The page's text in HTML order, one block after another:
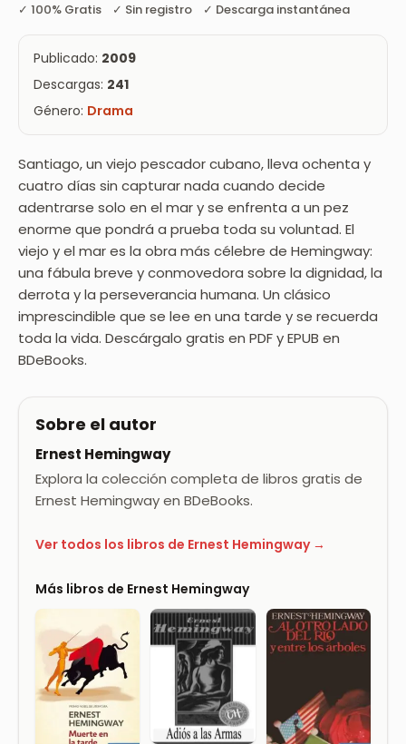
✓ 100% Gratis ✓ Sin registro ✓ Descarga instantánea
Publicado: 2009
Descargas: 241
Género: Drama
Santiago, un viejo pescador cubano, lleva ochenta y
cuatro días sin capturar nada cuando decide
adentrarse solo en el mar y se enfrenta a un pez
enorme que pondrá a prueba toda su voluntad. El
viejo y el mar es la obra más célebre de Hemingway:
una fábula breve y conmovedora sobre la dignidad, la
derrota y la perseverancia humana. Un clásico
imprescindible que se lee en una tarde y se recuerda
toda la vida. Descárgalo gratis en PDF y EPUB en
BDeBooks.
Sobre el autor
Ernest Hemingway
Explora la colección completa de libros gratis de
Ernest Hemingway en BDeBooks.
Ver todos los libros de Ernest Hemingway →
Más libros de Ernest Hemingway